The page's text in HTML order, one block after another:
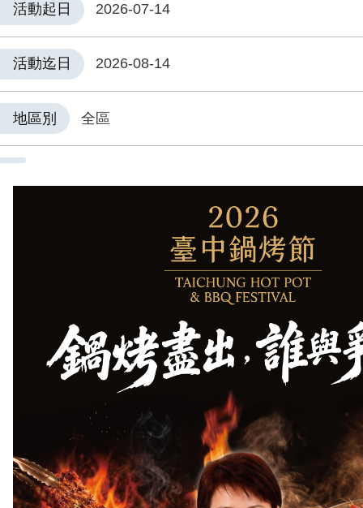
活動起日 2026-07-14
活動迄日 2026-08-14
地區別 全區